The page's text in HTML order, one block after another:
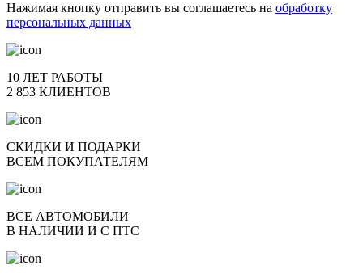
Нажимая кнопку отправить вы соглашаетесь на обработку
персональных данных
10 ЛЕТ РАБОТЫ
2 853 КЛИЕНТОВ
СКИДКИ И ПОДАРКИ
ВСЕМ ПОКУПАТЕЛЯМ
ВСЕ АВТОМОБИЛИ
В НАЛИЧИИ И С ПТС